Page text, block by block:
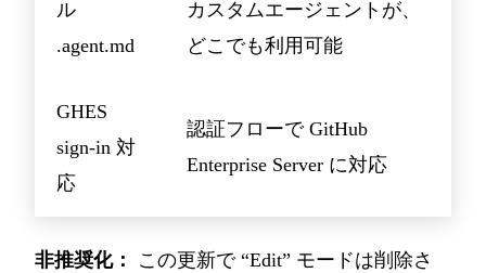
ル
.agent.md
カスタムエージェントが、
どこでも利用可能
GHES
sign-in 対
応
認証フローで GitHub
Enterprise Server に対応
非推奨化：
この更新で “Edit” モードは削除さ